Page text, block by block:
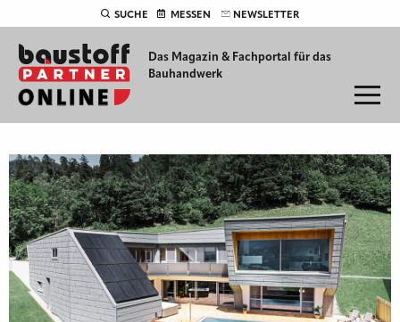
SUCHE MESSEN NEWSLETTER
Das Magazin & Fachportal für das
Bauhandwerk